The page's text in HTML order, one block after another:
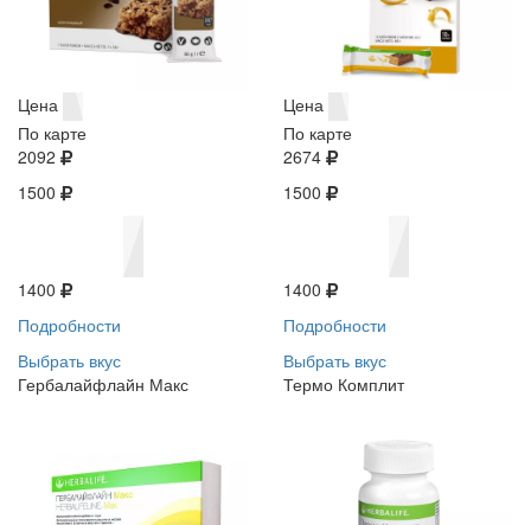
Цена
По карте
2092
1500
1400
Подробности
Выбрать вкус
Цена
По карте
2674
1500
1400
Подробности
Выбрать вкус
Гербалайфлайн Макс
Термо Комплит